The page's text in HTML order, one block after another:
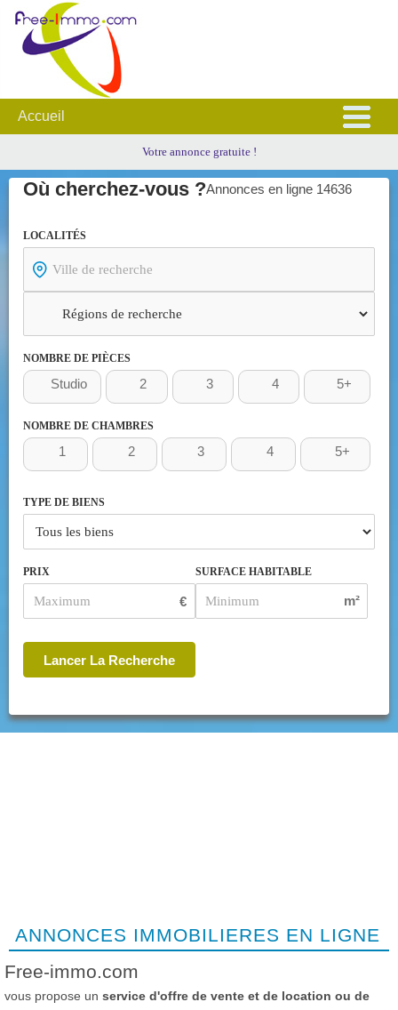
Accueil
Votre annonce gratuite !
où cherchez-vous ?Annonces en ligne 14636
LOCALITÉS
NOMBRE DE PIÈCES
Studio 2 3 4 5+
NOMBRE DE CHAMBRES
1 2 3 4 5+
TYPE DE BIENS
PRIX
€
SURFACE HABITABLE
m²
ANNONCES IMMOBILIERES EN LIGNE
Free-immo.com
vous propose unservice d'offre de vente et de location ou de